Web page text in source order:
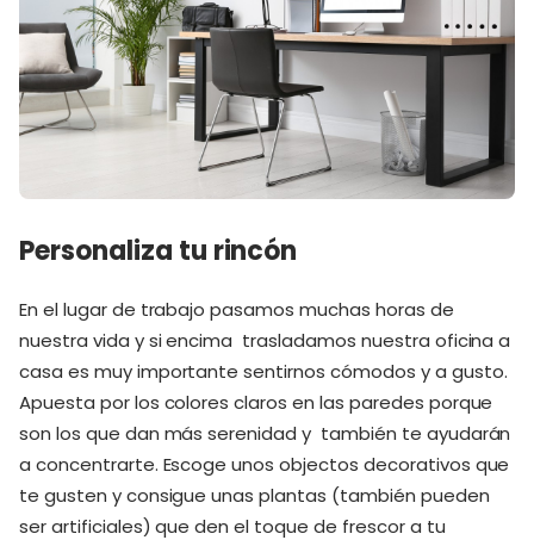
Personaliza tu rincón
En el lugar de trabajo pasamos muchas horas de
nuestra vida y si encima trasladamos nuestra oficina a
casa es muy importante sentirnos cómodos y a gusto.
Apuesta por los colores claros en las paredes porque
son los que dan más serenidad y también te ayudarán
a concentrarte. Escoge unos objectos decorativos que
te gusten y consigue unas plantas (también pueden
ser artificiales) que den el toque de frescor a tu